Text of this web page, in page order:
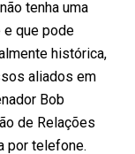
tenha uma
e que pode
histórica,
aliados em
Bob
de Relações
por telefone.